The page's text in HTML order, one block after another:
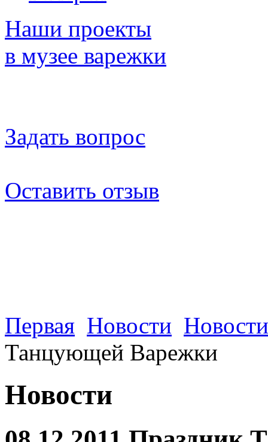
Наши проекты
в музее варежки
Задать вопрос
Оставить отзыв
Первая Новости
Танцующей Варежки
Новости